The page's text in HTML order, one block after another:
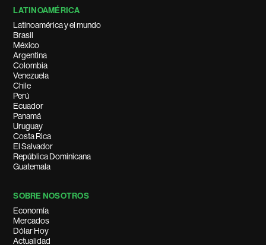
LATINOAMÉRICA
Latinoamérica y el mundo
Brasil
México
Argentina
Colombia
Venezuela
Chile
Perú
Ecuador
Panamá
Uruguay
Costa Rica
El Salvador
República Dominicana
Guatemala
SOBRE NOSOTROS
Economía
Mercados
Dólar Hoy
Actualidad